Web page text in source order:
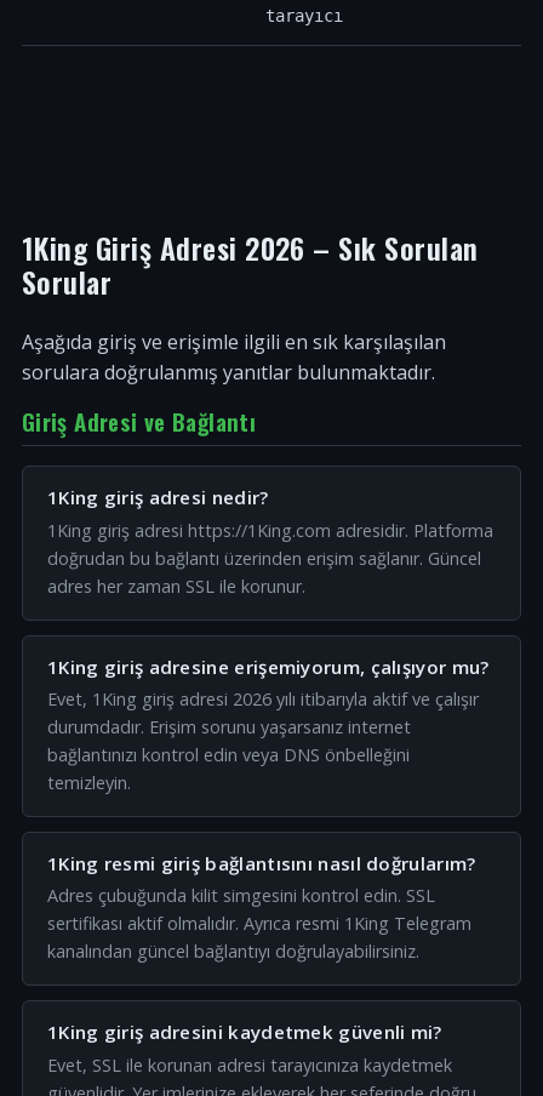
tarayıcı
1King Giriş Adresi 2026 – Sık Sorulan
Sorular
Aşağıda giriş ve erişimle ilgili en sık karşılaşılan
sorulara doğrulanmış yanıtlar bulunmaktadır.
Giriş Adresi ve Bağlantı
1King giriş adresi nedir?
1King giriş adresi https://1King.com adresidir. Platforma
doğrudan bu bağlantı üzerinden erişim sağlanır. Güncel
adres her zaman SSL ile korunur.
1King giriş adresine erişemiyorum, çalışıyor mu?
Evet, 1King giriş adresi 2026 yılı itibarıyla aktif ve çalışır
durumdadır. Erişim sorunu yaşarsanız internet
bağlantınızı kontrol edin veya DNS önbelleğini
temizleyin.
1King resmi giriş bağlantısını nasıl doğrularım?
Adres çubuğunda kilit simgesini kontrol edin. SSL
sertifikası aktif olmalıdır. Ayrıca resmi 1King Telegram
kanalından güncel bağlantıyı doğrulayabilirsiniz.
1King giriş adresini kaydetmek güvenli mi?
Evet, SSL ile korunan adresi tarayıcınıza kaydetmek